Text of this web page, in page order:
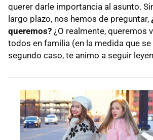
querer darle importancia al asunto.
largo plazo, nos hemos de preguntar,
queremos? ¿O realmente, queremos
todos en familia (en la medida que se
segundo caso, te animo a seguir